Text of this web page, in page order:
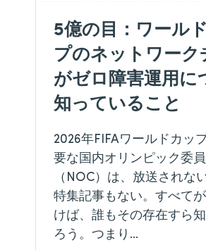
5億の目：ワール
プのネットワーク
がゼロ障害運用に
知っていること
2026年FIFAワールドカッ
要な国内オリンピック委
（NOC）は、放送されな
特集記事もない。すべて
けば、誰もその存在すら
ろう。つまり…